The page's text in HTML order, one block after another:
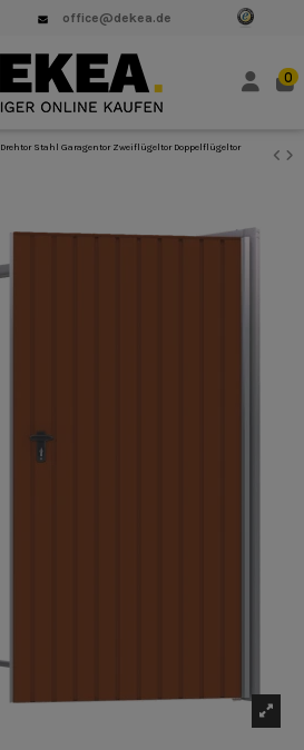
office@dekea.de
0
Drehtor Stahl Garagentor Zweiflügeltor Doppelflügeltor